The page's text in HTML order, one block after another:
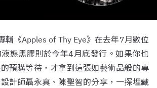
輯《Apples of Thy Eye》在去年7月數位
態黑膠則於今年4月底發行。如果你也
預購等待，才拿到這張如藝術品般的專
計師聶永真、陳聖智的分享，一探埋藏